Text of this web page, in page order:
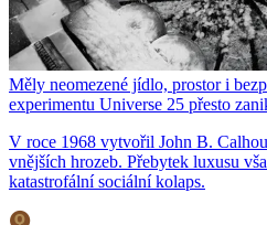
Měly neomezené jídlo, prostor i
experimentu Universe 25 přesto
V roce 1968 vytvořil John B.
vnějších hrozeb. Přebytek luxusu
katastrofální sociální kolaps.